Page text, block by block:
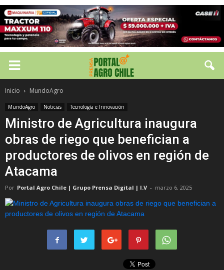
Inicio MundoAgro
MundoAgro Noticias Tecnología e Innovación
Ministro de Agricultura inaugura
obras de riego que benefician a
productores de olivos en región de
Atacama
Por Portal Agro Chile | Grupo Prensa Digital | I.V - marzo 6, 2025